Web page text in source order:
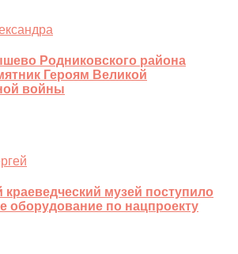
Родниковского района
Героям Великой
войны
краеведческий музей поступило
оборудование по нацпроекту